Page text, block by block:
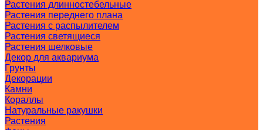
Растения длинностебельные
Растения переднего плана
Растения с распылителем
Растения светящиеся
Растения шелковые
Декор для аквариума
Грунты
Декорации
Камни
Кораллы
Натуральные ракушки
Растения